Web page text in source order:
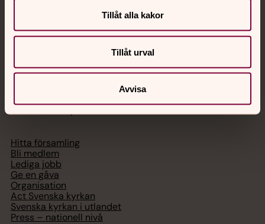
Tillåt alla kakor
Tillåt urval
Avvisa
Digitalt brev
Svenska kyrkan
Hitta församling
Bli medlem
Lediga jobb
Ge en gåva
Organisation
Act Svenska kyrkan
Svenska kyrkan i utlandet
Press – nationell nivå